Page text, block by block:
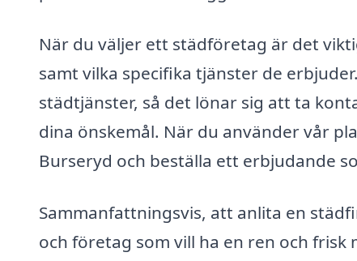
När du väljer ett städföretag är det
samt vilka specifika tjänster de
städtjänster, så det lönar sig att ta
dina önskemål. När du använder vår
Burseryd och beställa ett erbjudande
Sammanfattningsvis, att anlita en
och företag som vill ha en ren och